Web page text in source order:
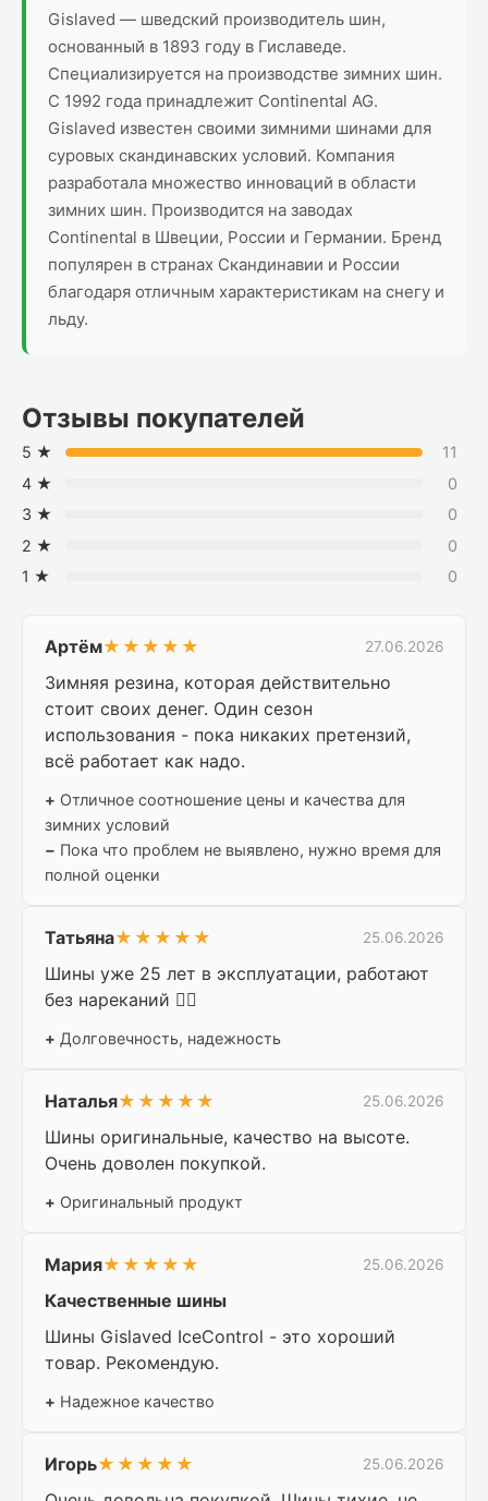
Gislaved — шведский производитель шин,
основанный в 1893 году в Гиславеде.
Специализируется на производстве зимних шин.
С 1992 года принадлежит Continental AG.
Gislaved известен своими зимними шинами для
суровых скандинавских условий. Компания
разработала множество инноваций в области
зимних шин. Производится на заводах
Continental в Швеции, России и Германии. Бренд
популярен в странах Скандинавии и России
благодаря отличным характеристикам на снегу и
льду.
Отзывы покупателей
5 ★
11
4 ★
0
3 ★
0
2 ★
0
1 ★
0
Артём★★★★★ 27.06.2026
Зимняя резина, которая действительно
стоит своих денег. Один сезон
использования - пока никаких претензий,
всё работает как надо.
+ Отличное соотношение цены и качества для
зимних условий
− Пока что проблем не выявлено, нужно время для
полной оценки
Татьяна★★★★★ 25.06.2026
Шины уже 25 лет в эксплуатации, работают
без нареканий 👍🏻
+ Долговечность, надежность
Наталья★★★★★ 25.06.2026
Шины оригинальные, качество на высоте.
Очень доволен покупкой.
+ Оригинальный продукт
Мария★★★★★ 25.06.2026
Качественные шины
Шины Gislaved IceControl - это хороший
товар. Рекомендую.
+ Надежное качество
Игорь★★★★★ 25.06.2026